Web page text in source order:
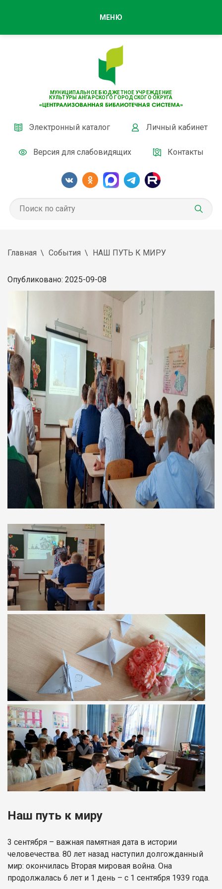
МУНИЦИПАЛЬНОЕ БЮДЖЕТНОЕ УЧРЕЖДЕНИЕ
КУЛЬТУРЫ АНГАРСКОГО ГОРОДСКОГО ОКРУГА
Электронный каталог Личный кабинет
Версия для слабовидящих Контакты
МЕНЮ
Главная События НАШ ПУТЬ К МИРУ
Опубликовано: 2025-09-08
Наш путь к миру
3 сентября – важная памятная дата в истории
человечества. 80 лет назад наступил долгожданный
мир: окончилась Вторая мировая война. Она
продолжалась 6 лет и 1 день – с 1 сентября 1939 года.